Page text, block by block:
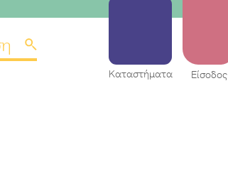
Καταστήματα Είσοδος